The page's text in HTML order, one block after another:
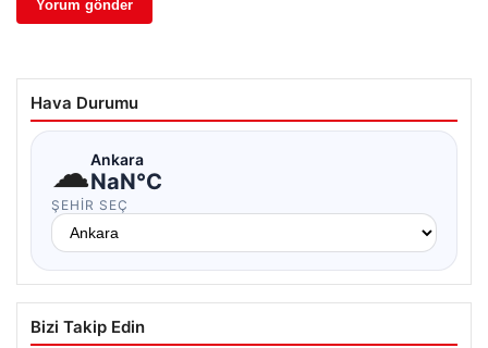
Hava Durumu
☁Ankara
NaN°C
ŞEHIR SEÇ
Bizi Takip Edin